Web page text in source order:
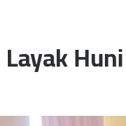
Huni